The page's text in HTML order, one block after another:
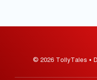
© 2026 TollyTales •